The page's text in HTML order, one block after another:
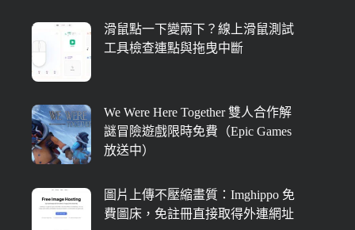
滑鼠點一下變兩下？線上滑鼠測試
工具檢查連點與拖曳中斷
We Were Here Together 雙人合作解
謎冒險遊戲限時免費（Epic Games
放送中）
圖片上傳不壓縮畫質：Imghippo 免
費圖床，免註冊直接取得外連網址